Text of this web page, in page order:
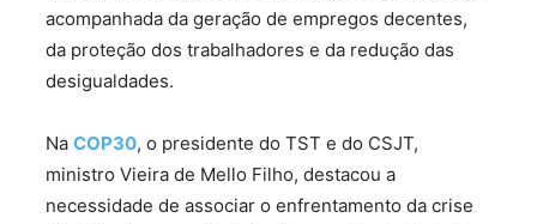
acompanhada da geração de empregos decentes,
da proteção dos trabalhadores e da redução das
desigualdades.
Na COP30, o presidente do TST e do CSJT,
ministro Vieira de Mello Filho, destacou a
necessidade de associar o enfrentamento da crise